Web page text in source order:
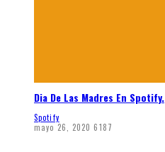
Dia De Las Madres En Spotify.
Spotify
mayo 26, 2020 6187